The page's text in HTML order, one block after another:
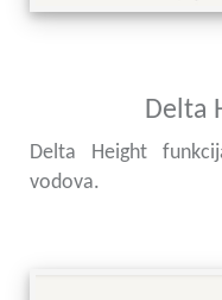
Delta
Delta Height
vodova.